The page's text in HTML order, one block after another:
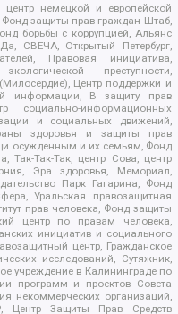
немецкой и европейской
Фонд защиты прав граждан Штаб,
борьбы с коррупцией, Альянс
СВЕЧА, Открытый Петербург,
Правовая инициатива,
преступности,
Центр поддержки и
информации, В защиту прав
социально-информационных
и социальных движений,
здоровья и защиты прав
осужденным и их семьям, Фонд
Так-Так-Так, центр Сова, центр
Эра здоровья, Мемориал,
Парк Гагарина, Фонд
Уральская правозащитная
прав человека, Фонд защиты
центр по правам человека,
инициатив и социального
центр, Гражданское
исследований, Сутяжник,
в Калининграде по
программ и проектов Совета
некоммерческих организаций,
Центр Защиты Прав Средств